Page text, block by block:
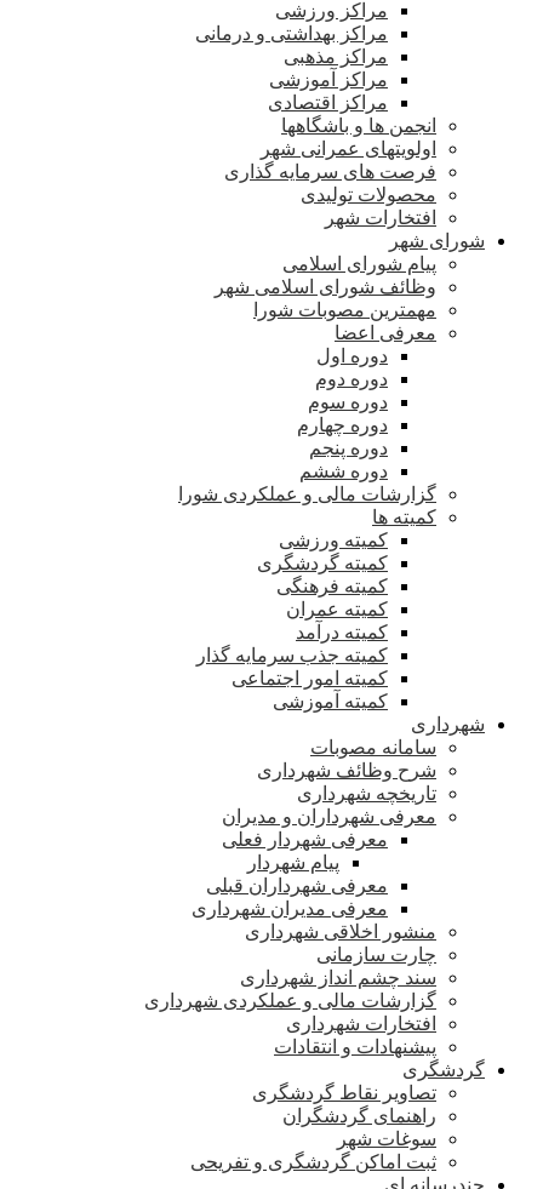
مراکز ورزشی
مراکز بهداشتی و درمانی
مراکز مذهبی
مراکز آموزشی
مراکز اقتصادی
انجمن ها و باشگاهها
اولویتهای عمرانی شهر
فرصت های سرمایه گذاری
محصولات تولیدی
افتخارات شهر
شورای شهر
پیام شورای اسلامی
وظائف شورای اسلامی شهر
مهمترین مصوبات شورا
معرفی اعضا
دوره اول
دوره دوم
دوره سوم
دوره چهارم
دوره پنجم
دوره ششم
گزارشات مالی و عملکردی شورا
کمیته ها
کمیته ورزشی
کمیته گردشگری
کمیته فرهنگی
کمیته عمران
کمیته درآمد
کمیته جذب سرمایه گذار
کمیته امور اجتماعی
کمیته آموزشی
شهرداری
سامانه مصوبات
شرح وظائف شهرداری
تاریخچه شهرداری
معرفی شهرداران و مدیران
معرفی شهردار فعلی
پیام شهردار
معرفی شهرداران قبلی
معرفی مدیران شهرداری
منشور اخلاقی شهرداری
چارت سازمانی
سند چشم انداز شهرداری
گزارشات مالی و عملکردی شهرداری
افتخارات شهرداری
پیشنهادات و انتقادات
گردشگری
تصاویر نقاط گردشگری
راهنمای گردشگران
سوغات شهر
ثبت اماکن گردشگری و تفریحی
چندرسانه ای